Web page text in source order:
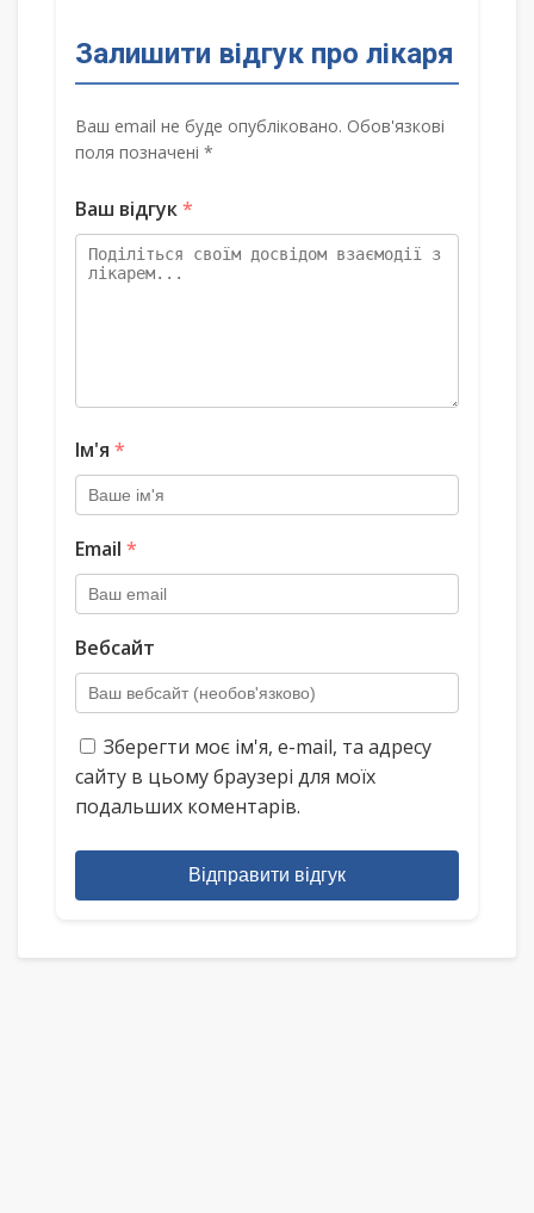
Залишити відгук про лікаря
Ваш email не буде опубліковано. Обов'язкові
поля позначені *
Ваш відгук*
Ім'я *
Email *
Вебсайт
Зберегти моє ім'я, e-mail, та адресу
сайту в цьому браузері для моїх
подальших коментарів.
Відправити відгук